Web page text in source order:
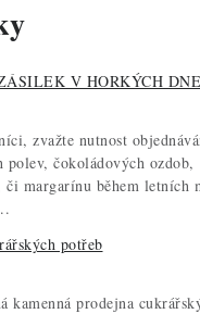
V HORKÝCH
zvažte nutnost
polev, čokoládových ozdob,
margarínu během letních
potřeb
kamenná prodejna